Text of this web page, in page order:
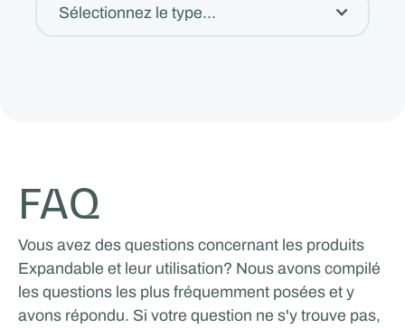
Sélectionnez le type...
FAQ
Vous avez des questions concernant les produits
Expandable et leur utilisation? Nous avons compilé
les questions les plus fréquemment posées et y
avons répondu. Si votre question ne s'y trouve pas,